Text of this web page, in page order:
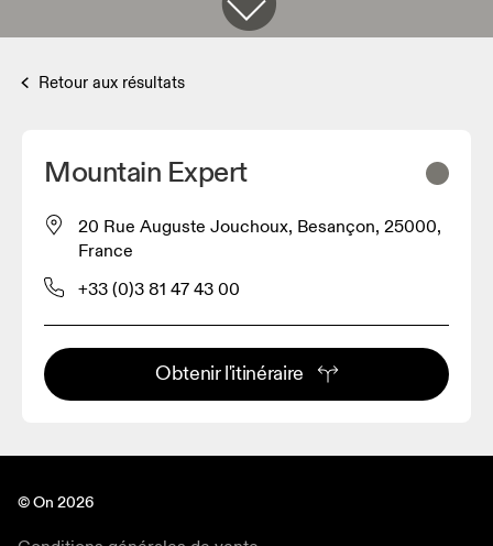
Retour aux résultats
Mountain Expert
20 Rue Auguste Jouchoux, Besançon, 25000,
France
+33 (0)3 81 47 43 00
Obtenir l'itinéraire
© On 2026